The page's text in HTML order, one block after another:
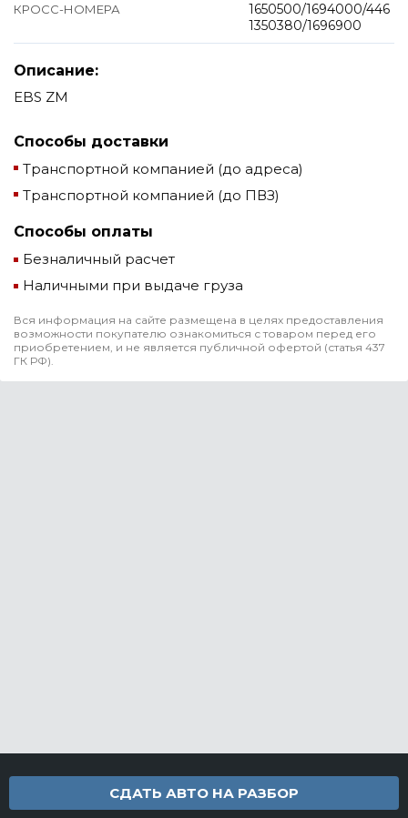
КРОСС-НОМЕРА
1650500/1694000/446
1350380/1696900
Описание:
EBS ZM
Способы доставки
Транспортной компанией (до адреса)
Транспортной компанией (до ПВЗ)
Способы оплаты
Безналичный расчет
Наличными при выдаче груза
Вся информация на сайте размещена в целях предоставления
возможности покупателю ознакомиться с товаром перед его
приобретением, и не является публичной офертой (статья 437
ГК РФ).
СДАТЬ АВТО НА РАЗБОР